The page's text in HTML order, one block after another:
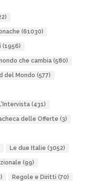
(61030)
(1956)
che cambia(580)
del Mondo (577)
(431)
delle Offerte (3)
Le due Italie (3052)
(99)
Regole e Diritti (70)